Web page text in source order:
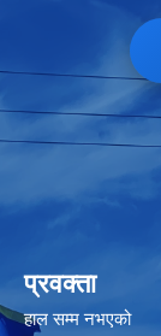
प्रवक्ता
हाल सम्म नभएको